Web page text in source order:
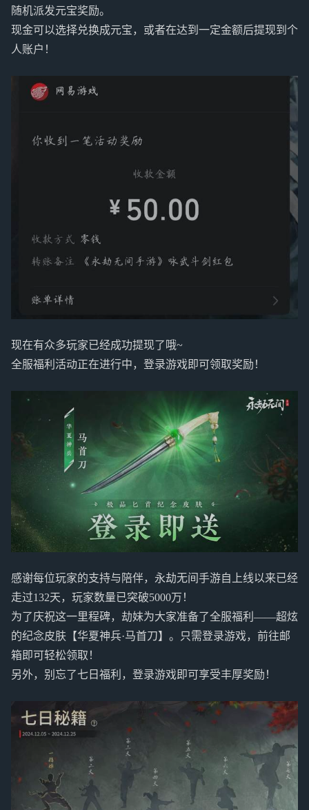
随机派发元宝奖励。
现金可以选择兑换成元宝，或者在达到一定金额后提现到个
人账户！
现在有众多玩家已经成功提现了哦~
全服福利活动正在进行中，登录游戏即可领取奖励！
感谢每位玩家的支持与陪伴，永劫无间手游自上线以来已经
走过132天，玩家数量已突破5000万！
为了庆祝这一里程碑，劫妹为大家准备了全服福利——超炫
的纪念皮肤【华夏神兵·马首刀】。只需登录游戏，前往邮
箱即可轻松领取！
另外，别忘了七日福利，登录游戏即可享受丰厚奖励！